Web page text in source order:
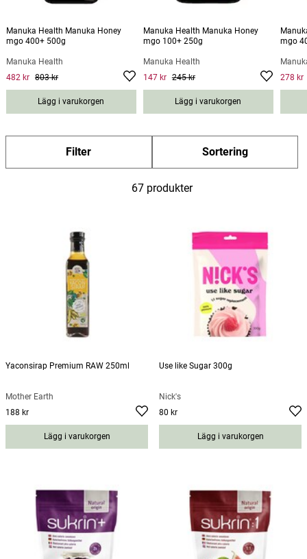
Manuka Health Manuka Honey
mgo 400+ 500g
Manuka Health
Current price Previous price :803 kr
482 kr 803 kr
Lägg i varukorgen
Manuka Health Manuka Honey
mgo 100+ 250g
Manuka Health
Current price
Previous
245 kr
147 kr 245 kr
Lägg i varukorgen
mgo
Curre
price:
vious
278 kr
Filter Sortering
67 produkter
Yaconsirap Premium RAW 250ml
Mother Earth
Pris:
188 kr
Lägg i varukorgen
Use like Sugar 300g
Nick's
Pris
80 kr
Lägg i varukorgen